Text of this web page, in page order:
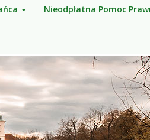
Nieodpłatna Pomoc